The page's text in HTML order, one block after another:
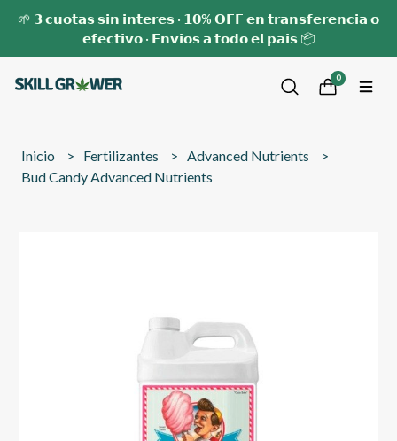
🌱 𝟯 𝗰𝘂𝗼𝘁𝗮𝘀 𝘀𝗶𝗻 𝗶𝗻𝘁𝗲𝗿𝗲𝘀 · 𝟭𝟬% 𝗢𝗙𝗙 𝗲𝗻 𝘁𝗿𝗮𝗻𝘀𝗳𝗲𝗿𝗲𝗻𝗰𝗶𝗮 𝗼
𝗲𝗳𝗲𝗰𝘁𝗶𝘃𝗼 · 𝗘𝗻𝘃𝗶𝗼𝘀 𝗮 𝘁𝗼𝗱𝗼 𝗲𝗹 𝗽𝗮𝗶𝘀 📦
0
Inicio Fertilizantes
Advanced Nutrients
Bud Candy Advanced Nutrients